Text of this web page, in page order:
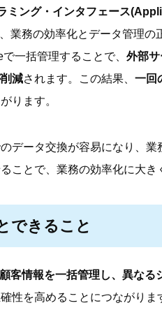
ミング・インタフェース
業務の効率化とデータ管理の
一括管理することで、 外部
減されます。この結果、 一回
ります。
データ交換が容易になり、
ことで、業務の効率化に大き
できること
顧客情報を一括管理し、異なる
性を高めることにつながりま